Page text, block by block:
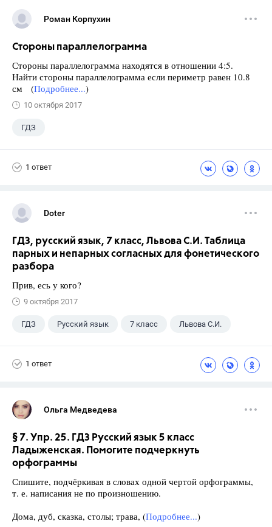
Роман Корпухин
Стороны параллелограмма
Стороны параллелограмма находятся в отношении 4:5.
Найти стороны параллелограмма если периметр равен 10.8
см (Подробнее...)
10 октября 2017
ГДЗ
1 ответ
Doter
ГДЗ, русский язык, 7 класс, Львова С.И. Таблица
парных и непарных согласных для фонетического
разбора
Прив, есь у кого?
9 октября 2017
ГДЗ Русский язык 7 класс Львова С.И.
1 ответ
Ольга Медведева
§ 7. Упр. 25. ГДЗ Русский язык 5 класс
Ладыженская. Помогите подчеркнуть
орфограммы
Спишите, подчёркивая в словах одной чертой орфограммы,
т. е. написания не по произношению.
Дома, дуб, сказка, столы; трава, (Подробнее...)